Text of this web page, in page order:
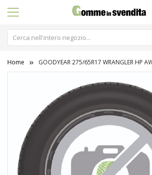
Home GOODYEAR 275/65R17 WRANGLER HP
immagini